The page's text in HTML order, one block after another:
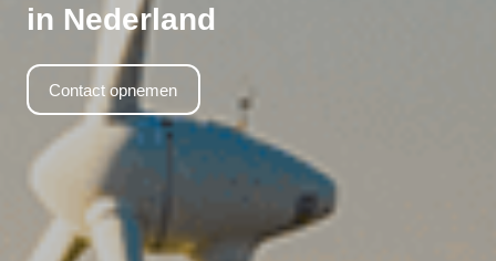
in Nederland
Contact opnemen